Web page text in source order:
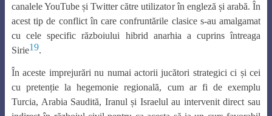
canalele YouTube și Twitter către utilizator în engleză și arabă. În
acest tip de conflict în care confruntările clasice s-au amalgamat
cu cele specific războiului hibrid anarhia a cuprins întreaga
Sirie19.
În aceste imprejurări nu numai actorii jucători strategici ci și cei
cu pretenție la hegemonie regională, cum ar fi de exemplu
Turcia, Arabia Saudită, Iranul și Israelul au intervenit direct sau